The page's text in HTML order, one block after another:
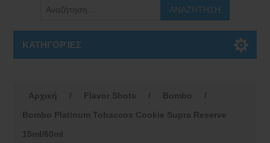
ΚΑΤΗΓΟΡΊΕΣ
Αρχική / Flavor Shots / Bombo
/
Bombo Platinum Tobaccos Cookie Supra Reserve
15ml/60ml